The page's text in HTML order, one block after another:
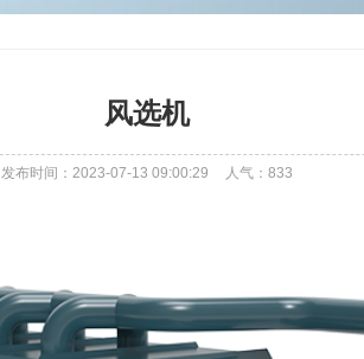
风选机
发布时间：2023-07-13 09:00:29 人气： 833